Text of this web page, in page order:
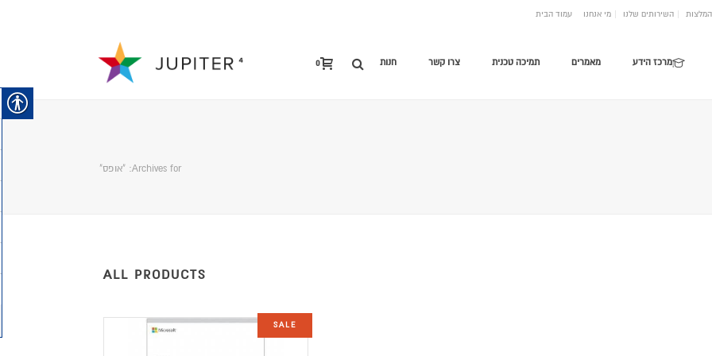
המלצות השירותים שלנו מי אנחנו עמוד הבית
חנות צרו קשר תמיכה טכנית מאמרים מרכז הידע 0
Archives for: "אופס"
ALL PRODUCTS
SALE